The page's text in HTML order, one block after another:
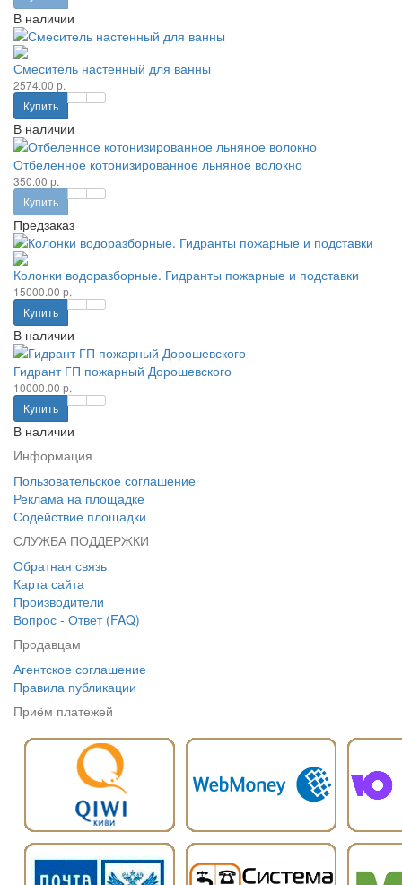
В наличии
Смеситель настенный для ванны
2574.00 р.
Купить
В наличии
Отбеленное котонизированное льняное волокно
350.00 р.
Купить
Предзаказ
Колонки водоразборные. Гидранты пожарные и подставки
15000.00 р.
Купить
В наличии
Гидрант ГП пожарный Дорошевского
10000.00 р.
Купить
В наличии
Информация
Пользовательское соглашение
Реклама на площадке
Содействие площадки
СЛУЖБА ПОДДЕРЖКИ
Обратная связь
Карта сайта
Производители
Вопрос - Ответ (FAQ)
Продавцам
Агентское соглашение
Правила публикации
Приём платежей